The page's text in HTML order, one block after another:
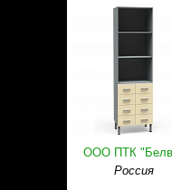
ООО ПТК
Россия